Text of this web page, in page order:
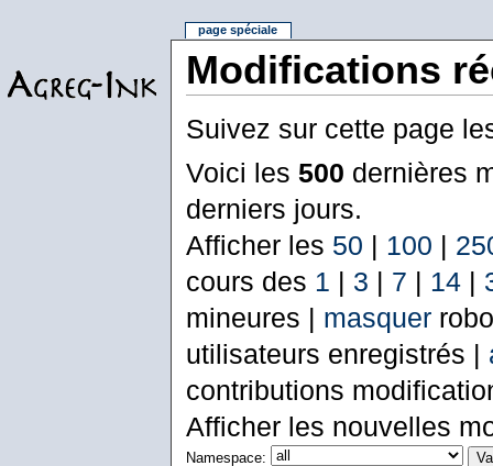
Modifications
Suivez sur cette page
Voici les 500 dernières
derniers jours.
Afficher les 50 | 100 |
cours des 1 | 3 | 7 | 14|
mineures | masquer
utilisateurs enregistrés |
contributions
Afficher les nouvelles
Namespace:
page spéciale